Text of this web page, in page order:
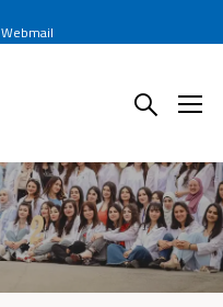
Webmail